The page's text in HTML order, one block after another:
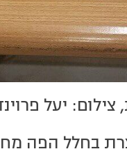
צילום: יעל
בחלל הפה